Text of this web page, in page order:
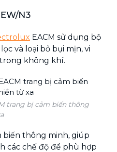
N3
EACM sử dụng bộ
và loại bỏ bụi mịn, vi
không khí.
trang bị cảm biến thông
thông minh, giúp
các chế độ để phù hợp